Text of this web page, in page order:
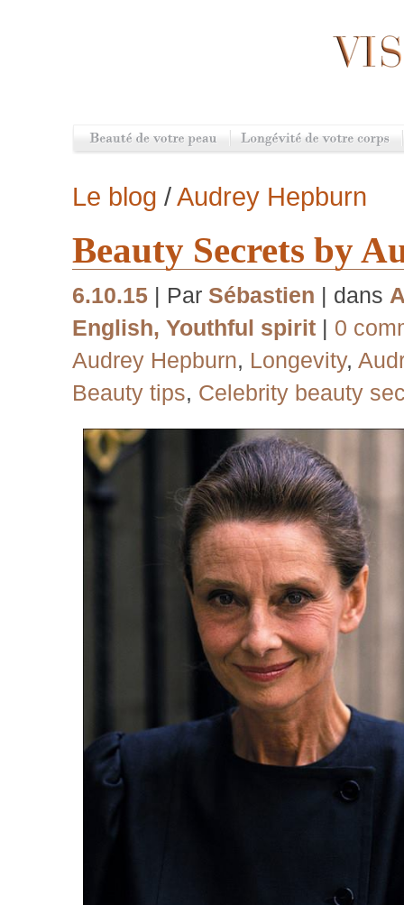
Le blog /Audrey Hepburn
Beauty Secrets by
6.10.15 | Par Sébastien | dans
English, Youthful spirit | 0
Audrey Hepburn, Longevity,
Beauty tips, Celebrity beauty